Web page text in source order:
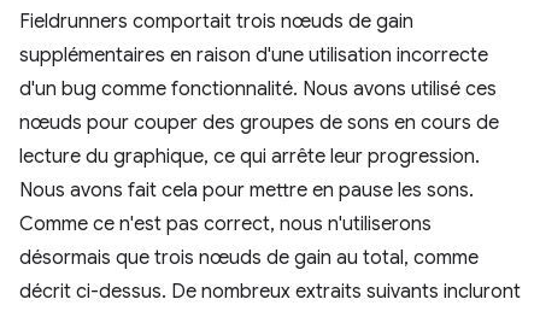
Fieldrunners comportait trois nœuds de gain
supplémentaires en raison d'une utilisation incorrecte
d'un bug comme fonctionnalité. Nous avons utilisé ces
nœuds pour couper des groupes de sons en cours de
lecture du graphique, ce qui arrête leur progression.
Nous avons fait cela pour mettre en pause les sons.
Comme ce n'est pas correct, nous n'utiliserons
désormais que trois nœuds de gain au total, comme
décrit ci-dessus. De nombreux extraits suivants incluront